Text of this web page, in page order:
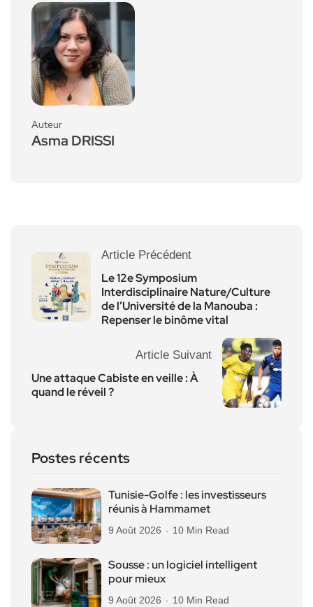
Auteur
Asma DRISSI
Article Précédent
Le 12e Symposium
Interdisciplinaire Nature/Culture
de l’Université de la Manouba :
Repenser le binôme vital
Article Suivant
Une attaque Cabiste en veille : À
quand le réveil ?
Postes récents
Tunisie-Golfe : les investisseurs
réunis à Hammamet
9 Août 2026 10 Min Read
Sousse : un logiciel intelligent
pour mieux
9 Août 2026 10 Min Read